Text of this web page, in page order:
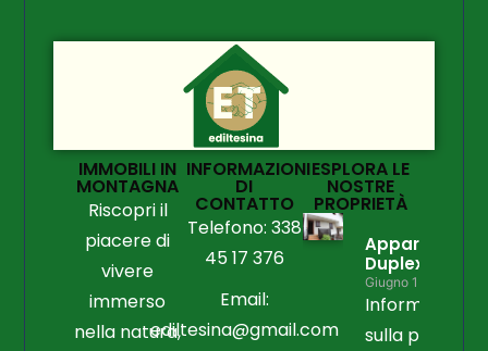
IMMOBILI IN
MONTAGNA
Riscopri il
piacere di
vivere
immerso
nella natura,
INFORMAZIONI
DI
CONTATTO
Telefono: 338
45 17 376
Email:
ediltesina@gmail.com
ESPLORA LE
NOSTRE
PROPRIETÀ
Duplex
Giugno 15, 2026
Informazioni
sulla